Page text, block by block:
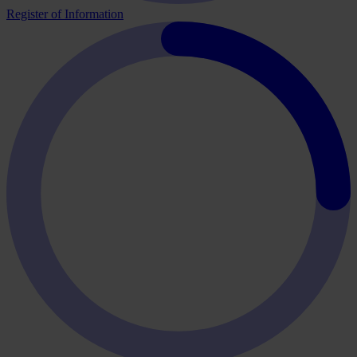
Register of Information